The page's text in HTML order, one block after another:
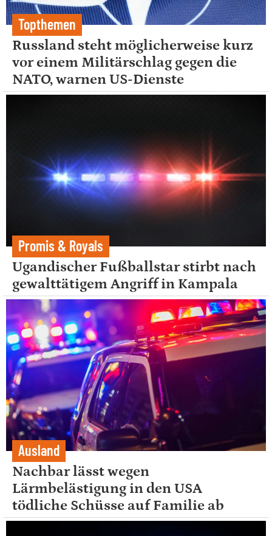
Topthemen
Russland steht möglicherweise kurz
vor einem Militärschlag gegen die
NATO, warnen US-Dienste
Promis & Royals
Ugandischer Fußballstar stirbt nach
gewalttätigem Angriff in Kampala
Ausland
Nachbar lässt wegen
Lärmbelästigung in den USA
tödliche Schüsse auf Familie ab